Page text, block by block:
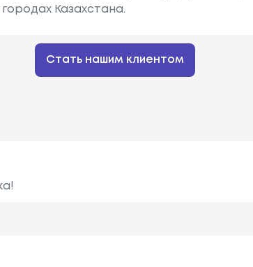
Казахстана.
Стать нашим клиентом